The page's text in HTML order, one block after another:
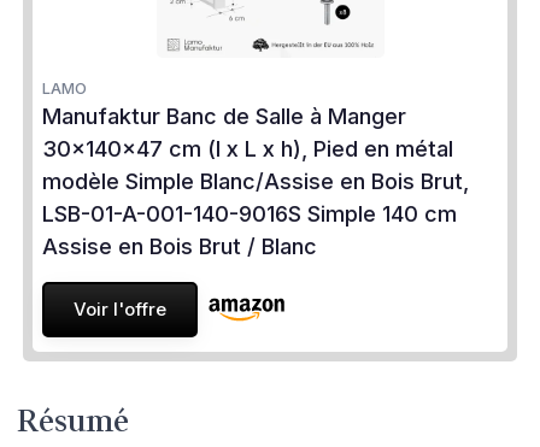
LAMO
Manufaktur Banc de Salle à Manger
30x140x47 cm (l x L x h), Pied en métal
modèle Simple Blanc/Assise en Bois Brut,
LSB-01-A-001-140-9016S Simple 140 cm
Assise en Bois Brut / Blanc
Voir l'offre
Résumé